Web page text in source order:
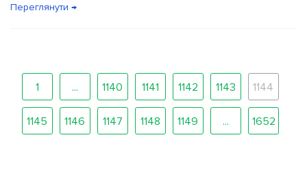
Переглянути →
1 ... 1140 1141 1142 1143 1144
1145 1146 1147 1148 1149 ... 1652